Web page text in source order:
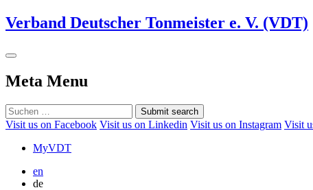
Verband Deutscher Tonmeister e. V. (VDT)
Meta Menu
Submit search
Visit us on Facebook Visit us on Linkedin Visit us on Instagram Visit
MyVDT
en
de